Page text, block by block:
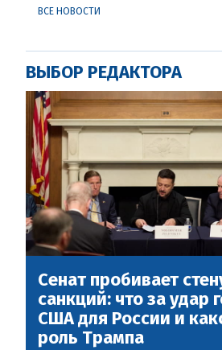
ВСЕ НОВОСТИ
ВЫБОР РЕДАКТОРА
Сенат пробивает
санкций: что за удар
США для России и
роль Трампа